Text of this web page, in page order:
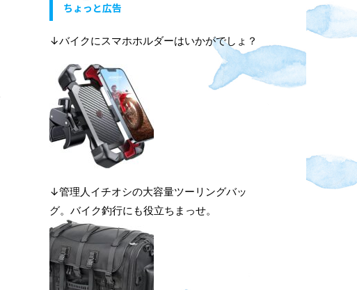
ちょっと広告
↓バイクにスマホホルダーはいかがでしょ？
↓管理人イチオシの大容量ツーリングバッ
グ。バイク釣行にも役立ちまっせ。